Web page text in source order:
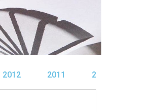
2012 2011 2010